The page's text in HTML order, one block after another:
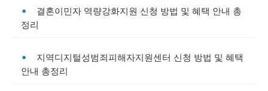
결혼이민자 역량강화지원 신청 방법 및 혜택 안내 총
정리
지역디지털성범죄피해자지원센터 신청 방법 및 혜택
안내 총정리